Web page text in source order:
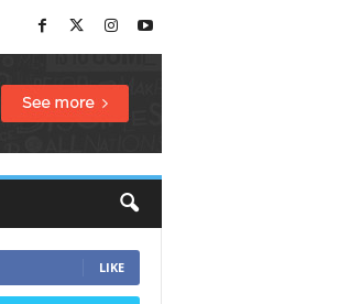
LIKE